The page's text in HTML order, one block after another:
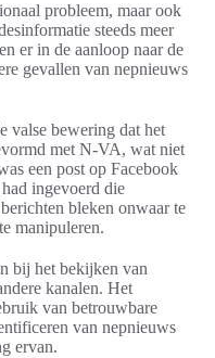
probleem, maar ook
steeds meer
er in de aanloop naar de
gevallen van nepnieuws
valse bewering dat het
met N-VA, wat niet
een post op Facebook
ingevoerd die
bleken onwaar te
manipuleren.
bij het bekijken van
kanalen. Het
van betrouwbare
van nepnieuws
ervan.